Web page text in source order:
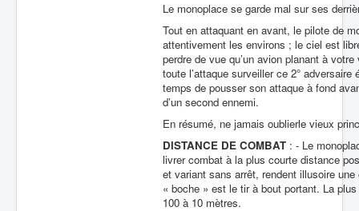
Le monoplace se garde mal sur ses
Tout en attaquant en avant, le pilote de
attentivement les environs ; le ciel est
perdre de vue qu’un avion planant à
toute l’attaque surveiller ce 2°
temps de pousser son attaque à fond
d’un second ennemi.
En résumé, ne jamais oublierle vieux
DISTANCE DE COMBAT : - Le
livrer combat à la plus courte distance
et variant sans arrêt, rendent illusoire
« boche » est le tir à bout portant. La
100 à 10 mètres.